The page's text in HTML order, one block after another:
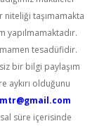
niteliği taşımamakta
yapılmamaktadır.
tesadüfidir.
bir bilgi paylaşım
aykırı olduğunu
süre içerisinde